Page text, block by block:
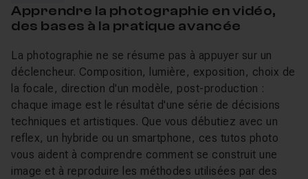
Apprendre la photographie en vidéo,
des bases à la pratique avancée
La photographie ne se résume pas à appuyer sur un
déclencheur. Composition, lumière, exposition, choix de
la focale, direction d'un modèle, post-production :
chaque image est le résultat d'une série de décisions
techniques et artistiques. Que vous débutiez avec un
reflex, un hybride ou un smartphone, ces tutos photo
vous aident à comprendre comment se construit une
image et à reproduire les méthodes utilisées par des